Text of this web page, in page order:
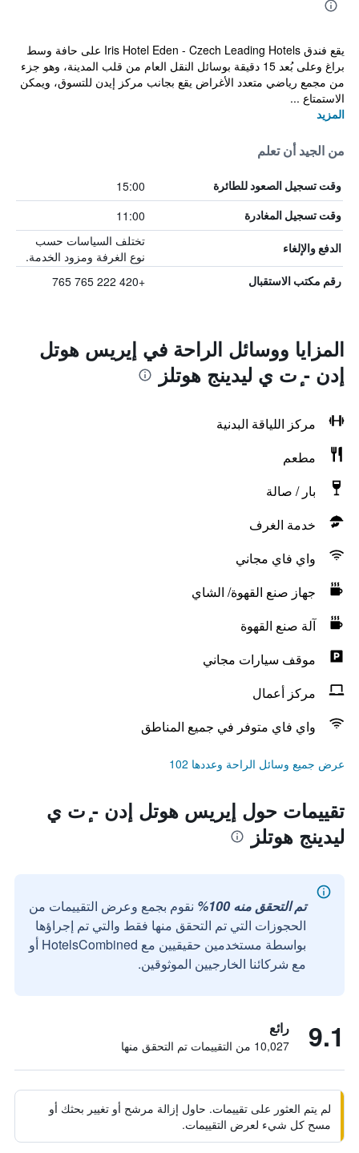
يقع فندق Iris Hotel Eden - Czech Leading Hotels على حافة وسط
براغ وعلى بُعد 15 دقيقة بوسائل النقل العام من قلب المدينة، وهو جزء
من مجمع رياضي متعدد الأغراض يقع بجانب مركز إيدن للتسوق، ويمكن
الاستمتاع ...
المزيد
من الجيد أن تعلم
وقت تسجيل الصعود للطائرة 15:00
وقت تسجيل المغادرة 11:00
الدفع والإلغاء
تختلف السياسات حسب
نوع الغرفة ومزود الخدمة.
رقم مكتب الاستقبال +420 222 765 765
المزايا ووسائل الراحة في إيريس هوتل
إدن - ٕت ي ليدينج هوتلز
مركز اللياقة البدنية
مطعم
بار / صالة
خدمة الغرف
واي فاي مجاني
جهاز صنع القهوة/ الشاي
آلة صنع القهوة
موقف سيارات مجاني
مركز أعمال
واي فاي متوفر في جميع المناطق
عرض جميع وسائل الراحة وعددها 102
تقييمات حول إيريس هوتل إدن - ٕت ي
ليدينج هوتلز
تم التحقق منه 100%
نقوم بجمع وعرض التقييمات من
الحجوزات التي تم التحقق منها فقط والتي تم إجراؤها
بواسطة مستخدمين حقيقيين مع HotelsCombined أو
مع شركائنا الخارجيين الموثوقين.
9.1 رائع
10,027 من التقييمات تم التحقق منها
لم يتم العثور على تقييمات. حاول إزالة مرشح أو تغيير بحثك أو
مسح كل شيء لعرض التقييمات.